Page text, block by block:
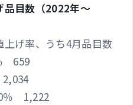
品目数（2022年～
げ率、うち4月品目数
659
％ 1,222